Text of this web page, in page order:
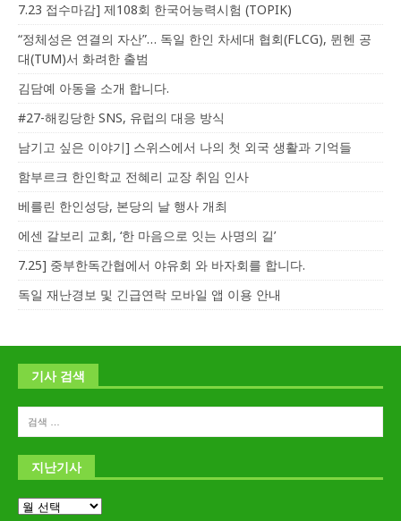
7.23 접수마감] 제108회 한국어능력시험 (TOPIK)
“정체성은 연결의 자산”… 독일 한인 차세대 협회(FLCG), 뮌헨 공
대(TUM)서 화려한 출범
김담예 아동을 소개 합니다.
#27-해킹당한 SNS, 유럽의 대응 방식
남기고 싶은 이야기] 스위스에서 나의 첫 외국 생활과 기억들
함부르크 한인학교 전혜리 교장 취임 인사
베를린 한인성당, 본당의 날 행사 개최
에센 갈보리 교회, ‘한 마음으로 잇는 사명의 길’
7.25] 중부한독간협에서 야유회 와 바자회를 합니다.
독일 재난경보 및 긴급연락 모바일 앱 이용 안내
기사 검색
지난기사